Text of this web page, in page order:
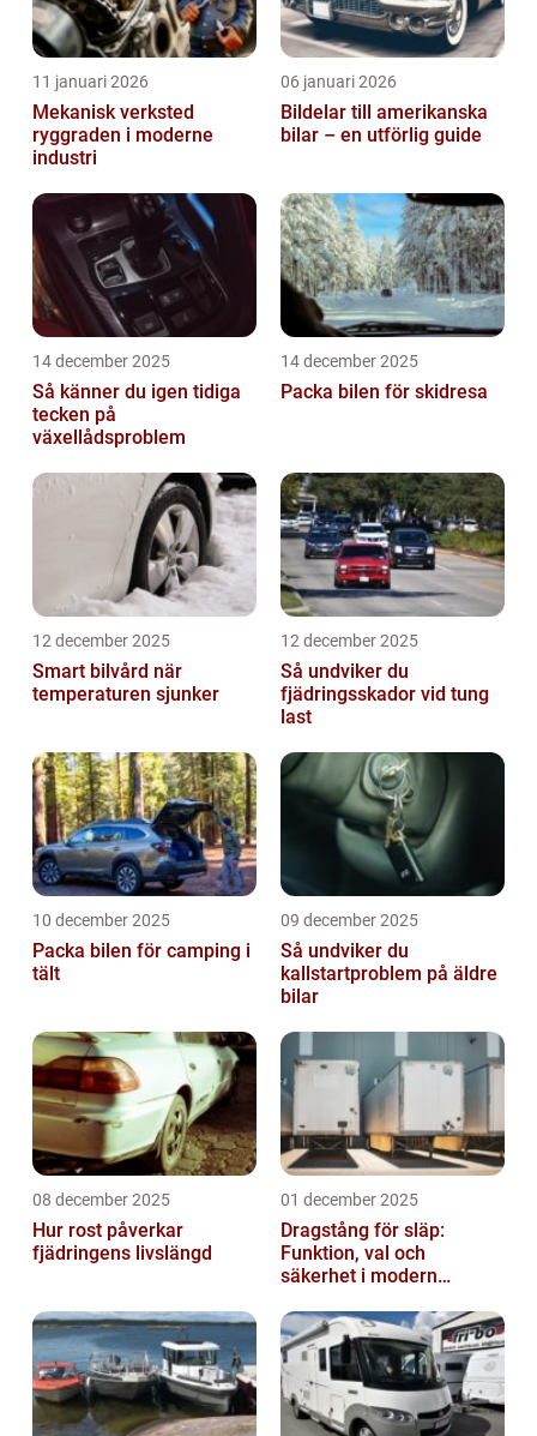
11 januari 2026
Mekanisk verksted
ryggraden i moderne
industri
06 januari 2026
Bildelar till amerikanska
bilar – en utförlig guide
14 december 2025
Så känner du igen tidiga
tecken på
växellådsproblem
14 december 2025
Packa bilen för skidresa
12 december 2025
Smart bilvård när
temperaturen sjunker
12 december 2025
Så undviker du
fjädringsskador vid tung
last
10 december 2025
Packa bilen för camping i
tält
09 december 2025
Så undviker du
kallstartproblem på äldre
bilar
08 december 2025
Hur rost påverkar
fjädringens livslängd
01 december 2025
Dragstång för släp:
Funktion, val och
säkerhet i modern